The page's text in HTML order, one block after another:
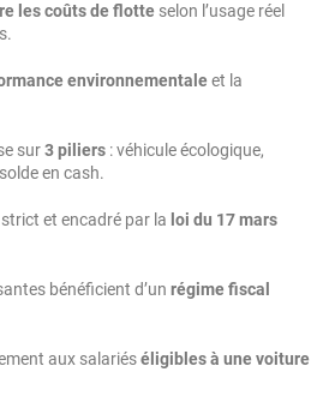
les coûts de flotte selon l’usage réel
environnementaleet la
sur3 piliers : véhicule écologique,
en cash.
et encadré par la loi du 17 mars
bénéficient d’un régime fiscal
aux salariéséligibles à une voiture